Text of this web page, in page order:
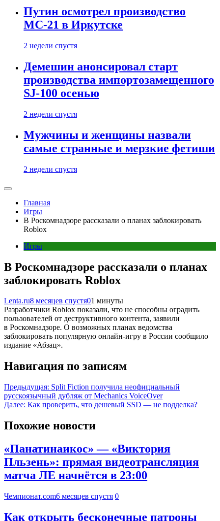
Путин осмотрел производство
МС-21 в Иркутске
2 недели спустя
Демешин анонсировал старт
производства импортозамещенного
SJ-100 осенью
2 недели спустя
Мужчины и женщины назвали
самые странные и мерзкие фетиши
2 недели спустя
Главная
Игры
В Роскомнадзоре рассказали о планах заблокировать
Roblox
Игры
В Роскомнадзоре рассказали о планах
заблокировать Roblox
Lenta.ru8 месяцев спустя01 минуты
Разработчики Roblox показали, что не способны оградить
пользователей от деструктивного контента, заявили
в Роскомнадзоре. О возможных планах ведомства
заблокировать популярную онлайн-игру в России сообщило
издание «Абзац».
Навигация по записям
Предыдущая: Split Fiction получила неофициальный
русскоязычный дубляж от Mechanics VoiceOver
Далее: Как проверить, что дешевый SSD — не подделка?
Похожие новости
«Панатинаикос» — «Виктория
Пльзень»: прямая видеотрансляция
матча ЛЕ начнётся в 23:00
Чемпионат.com6 месяцев спустя 0
Как открыть бесконечные патроны